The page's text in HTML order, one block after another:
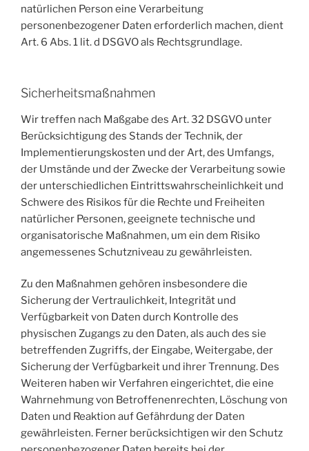
natürlichen Person eine Verarbeitung
personenbezogener Daten erforderlich machen, dient
Art. 6 Abs. 1 lit. d DSGVO als Rechtsgrundlage.
Sicherheitsmaßnahmen
Wir treffen nach Maßgabe des Art. 32 DSGVO unter
Berücksichtigung des Stands der Technik, der
Implementierungskosten und der Art, des Umfangs,
der Umstände und der Zwecke der Verarbeitung sowie
der unterschiedlichen Eintrittswahrscheinlichkeit und
Schwere des Risikos für die Rechte und Freiheiten
natürlicher Personen, geeignete technische und
organisatorische Maßnahmen, um ein dem Risiko
angemessenes Schutzniveau zu gewährleisten.
Zu den Maßnahmen gehören insbesondere die
Sicherung der Vertraulichkeit, Integrität und
Verfügbarkeit von Daten durch Kontrolle des
physischen Zugangs zu den Daten, als auch des sie
betreffenden Zugriffs, der Eingabe, Weitergabe, der
Sicherung der Verfügbarkeit und ihrer Trennung. Des
Weiteren haben wir Verfahren eingerichtet, die eine
Wahrnehmung von Betroffenenrechten, Löschung von
Daten und Reaktion auf Gefährdung der Daten
gewährleisten. Ferner berücksichtigen wir den Schutz